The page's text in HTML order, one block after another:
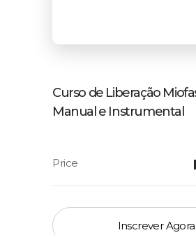
Curso de Liberação
Manual e Instrumental
Inscrever Agora